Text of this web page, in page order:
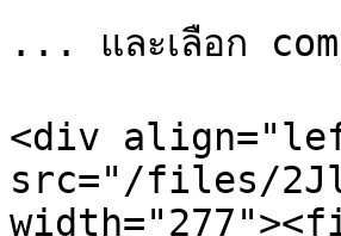
... และเลือก
<div
src="/files/